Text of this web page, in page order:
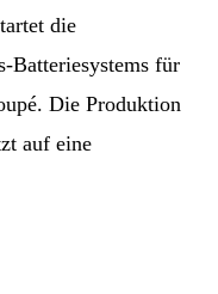
die
Batteriesystems für
Die Produktion
auf eine